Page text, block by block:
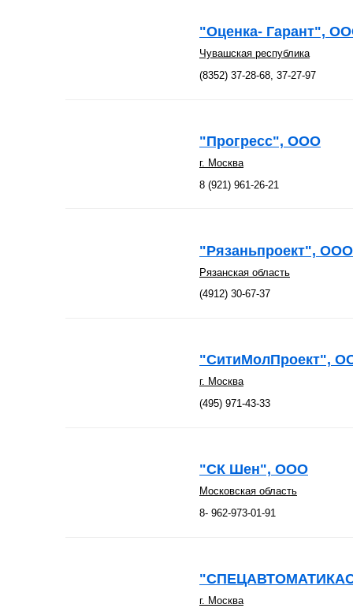
"Оценка- Гарант",
Чувашская республика
(8352) 37-28-68, 37-27-97
"Прогресс", ООО
г. Москва
8 (921) 961-26-21
"Рязаньпроект", ООО
Рязанская область
(4912) 30-67-37
"СитиМолПроект",
г. Москва
(495) 971-43-33
"СК Шен", ООО
Московская область
8- 962-973-01-91
г. Москва